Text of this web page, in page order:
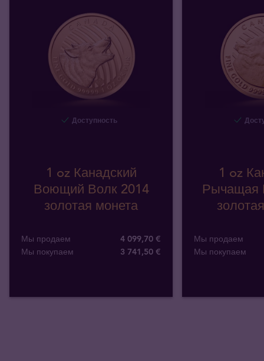
Доступность
1 oz Канадский
Воющий Волк 2014
золотая монета
Мы продаем
4 099,70 €
Мы покупаем
3 741,50 €
1 oz
Рычащая
Мы продаем
Мы покупаем